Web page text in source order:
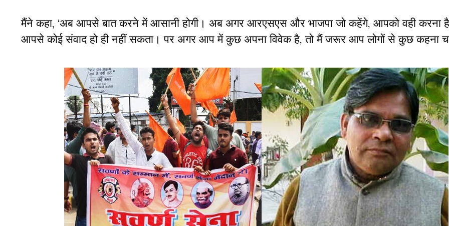
मैंने कहा, ‘अब आपसे बात करने में आसानी होगी। अब अगर आरएसएस और भाजपा जो कहेंगे, आपको वही करना है
आपसे कोई संवाद हो ही नहीं सकता। पर अगर आप में कुछ अपना विवेक है, तो मैं जरूर आप लोगों से कुछ कहना